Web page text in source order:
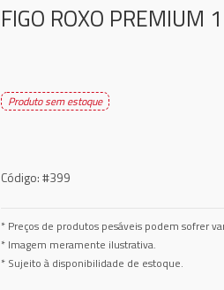
FIGO ROXO PREMIUM
Produto sem estoque
Código:#399
* Preços de produtos pesáveis podem sofrer
* Imagem meramente ilustrativa.
* Sujeito à disponibilidade de estoque.